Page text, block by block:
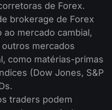
de Forex.
brokerage de Forex
mercado cambial,
mercados
como matérias-primas
(Dow Jones, S&P
traders podem